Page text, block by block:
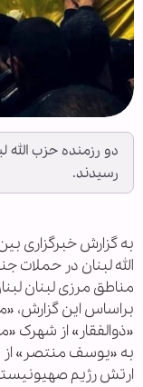
دو رزمنده حزب
رسیدند.
به گزارش خبرگزاری
الله لبنان در
مناطق مرزی لبنان
براساس این
«ذوالفقار» از
به «یوسف منتصر»
ارتش رژیم